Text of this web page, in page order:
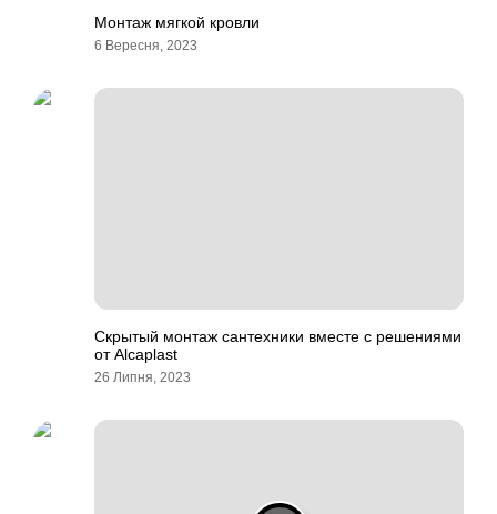
Монтаж мягкой кровли
6 Вересня, 2023
Скрытый монтаж сантехники вместе с решениями
от Alcaplast
26 Липня, 2023